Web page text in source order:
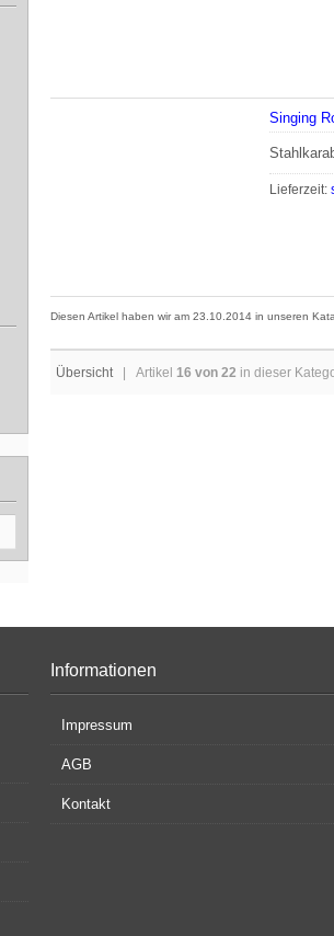
Singing
Lieferzeit:
Diesen Artikel haben wir am 23.10.2014 in unseren
Übersicht| Artikel 16 von 22 in dieser
Informationen
Impressum
AGB
Kontakt